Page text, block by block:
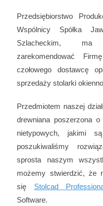
Przedsiębiorstwo
Wspólnicy Spółka
Szlacheckim, ma
zarekomendować
czołowego dostawcę
sprzedaży stolarki
Przedmiotem naszej
drewniana poszerzona
nietypowych, jakimi
poszukiwaliśmy
sprosta naszym
możemy stwierdzić, że
się Stolcad
Software.